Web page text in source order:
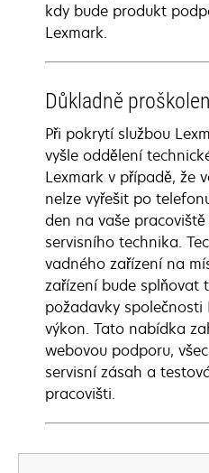
kdy bude produkt
Lexmark.
Důkladně
Při pokrytí službou
vyšle oddělení
Lexmark v případě, že
nelze vyřešit po
den na vaše
servisního technika.
vadného zařízení na
zařízení bude splňovat
požadavky
výkon. Tato nabídka
webovou podporu,
servisní zásah a
pracovišti.